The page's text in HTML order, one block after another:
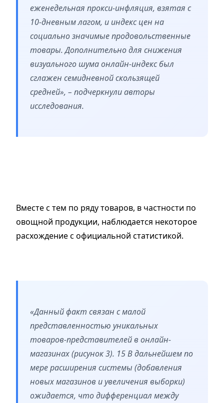
еженедельная прокси-инфляция, взятая с
10-дневным лагом, и индекс цен на
социально значимые продовольственные
товары. Дополнительно для снижения
визуального шума онлайн-индекс был
сглажен семидневной скользящей
средней», – подчеркнули авторы
исследования.
Вместе с тем по ряду товаров, в частности по
овощной продукции, наблюдается некоторое
расхождение с официальной статистикой.
«Данный факт связан с малой
представленностью уникальных
товаров-представителей в онлайн-
магазинах (рисунок 3). 15 В дальнейшем по
мере расширения системы (добавления
новых магазинов и увеличения выборки)
ожидается, что дифференциал между